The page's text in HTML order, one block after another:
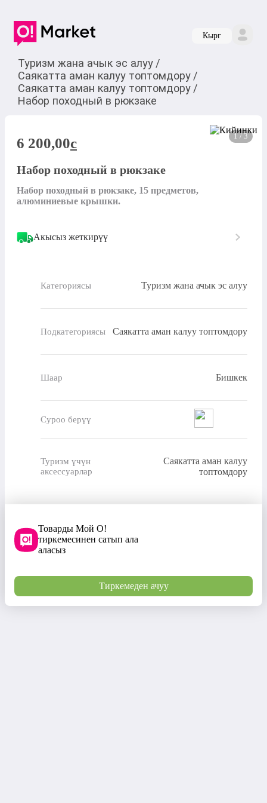
Кырг
Туризм жана ачык эс алуу /
Саякатта аман калуу топтомдору /
Саякатта аман калуу топтомдору /
Набор походный в рюкзаке
1 / 3
6 200,00c
Набор походный в рюкзаке
Набор походный в рюкзаке, 15 предметов,
алюминиевые крышки.
Акысыз жеткирүү
Категориясы Туризм жана ачык эс алуу
Подкатегориясы Саякатта аман калуу топтомдору
Шаар Бишкек
Суроо берүү
Туризм үчүн
аксессуарлар
Саякатта аман калуу
топтомдору
Товарды Мой О!
тиркемесинен сатып ала
аласыз
Тиркемеден ачуу